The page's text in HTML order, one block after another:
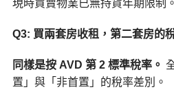
現時買賣物業已無持貨年期限制。
Q3: 買兩套房收租，第二套房的
同樣是按 AVD 第 2 標準稅率。
置」與「非首置」的稅率差別。